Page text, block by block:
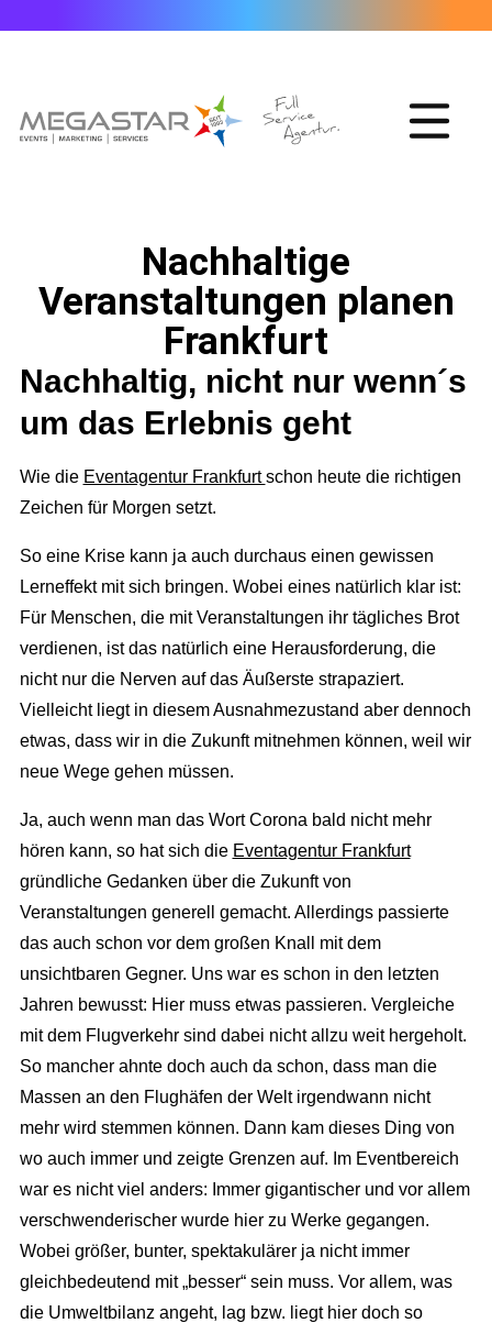
Nachhaltige
Veranstaltungen planen
Frankfurt
Nachhaltig, nicht nur wenn´s
um das Erlebnis geht
Wie die Eventagentur Frankfurtschon heute die richtigen
Zeichen für Morgen setzt.
So eine Krise kann ja auch durchaus einen gewissen
Lerneffekt mit sich bringen. Wobei eines natürlich klar ist:
Für Menschen, die mit Veranstaltungen ihr tägliches Brot
verdienen, ist das natürlich eine Herausforderung, die
nicht nur die Nerven auf das Äußerste strapaziert.
Vielleicht liegt in diesem Ausnahmezustand aber dennoch
etwas, dass wir in die Zukunft mitnehmen können, weil wir
neue Wege gehen müssen.
Ja, auch wenn man das Wort Corona bald nicht mehr
hören kann, so hat sich die Eventagentur Frankfurt
gründliche Gedanken über die Zukunft von
Veranstaltungen generell gemacht. Allerdings passierte
das auch schon vor dem großen Knall mit dem
unsichtbaren Gegner. Uns war es schon in den letzten
Jahren bewusst: Hier muss etwas passieren. Vergleiche
mit dem Flugverkehr sind dabei nicht allzu weit hergeholt.
So mancher ahnte doch auch da schon, dass man die
Massen an den Flughäfen der Welt irgendwann nicht
mehr wird stemmen können. Dann kam dieses Ding von
wo auch immer und zeigte Grenzen auf. Im Eventbereich
war es nicht viel anders: Immer gigantischer und vor allem
verschwenderischer wurde hier zu Werke gegangen.
Wobei größer, bunter, spektakulärer ja nicht immer
gleichbedeutend mit „besser“ sein muss. Vor allem, was
die Umweltbilanz angeht, lag bzw. liegt hier doch so